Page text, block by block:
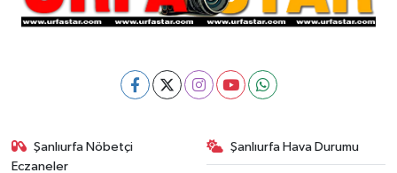
Şanlıurfa Nöbetçi
Eczaneler
Şanlıurfa Hava Durumu